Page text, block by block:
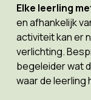
Elke leerling
en afhankelijk
activiteit kan er
verlichting.
begeleider wat
waar de